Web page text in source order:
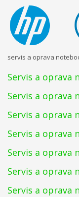
servis a oprava
Servis a oprava
Servis a oprava
Servis a oprava
Servis a oprava
Servis a oprava
Servis a oprava
Servis a oprava